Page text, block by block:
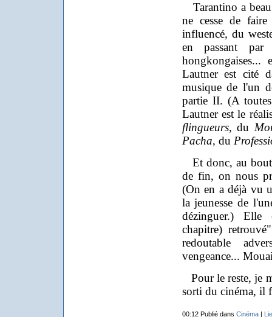
Tarantino a
ne cesse de
influencé, du
en passant par
hongkongaises...
Lautner est cité
musique de l'un
partie II. (A
Lautner est le
flingueurs, du
Pacha, du
Et donc, au
de fin, on nous
(On en a déjà vu
la jeunesse de
dézinguer.) Elle
chapitre)
redoutable
vengeance...
Pour le reste, je
sorti du cinéma, il
00:12 Publié dans Cinéma|